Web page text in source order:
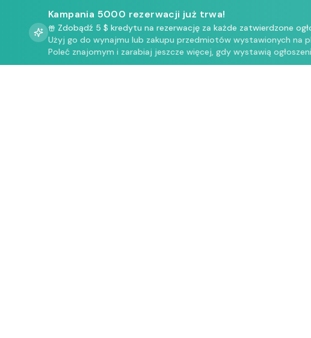
Kampania 5000 rezerwacji już trwa!
Zdobądź 5 $ kredytu na rezerwację za każde zatwierdzone
Użyj go do wynajmu lub zakupu przedmiotów wystawionych na
Poleć znajomym i zarabiaj jeszcze więcej, gdy wystawią